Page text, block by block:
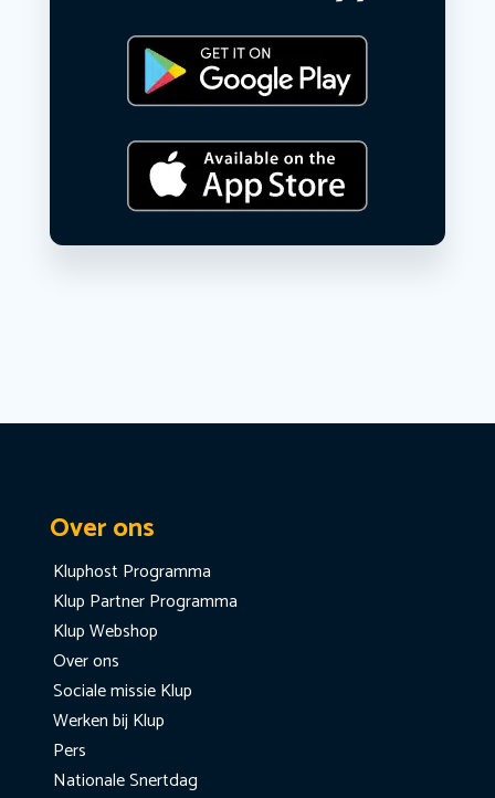
Over ons
Kluphost Programma
Klup Partner Programma
Klup Webshop
Over ons
Sociale missie Klup
Werken bij Klup
Pers
Nationale Snertdag